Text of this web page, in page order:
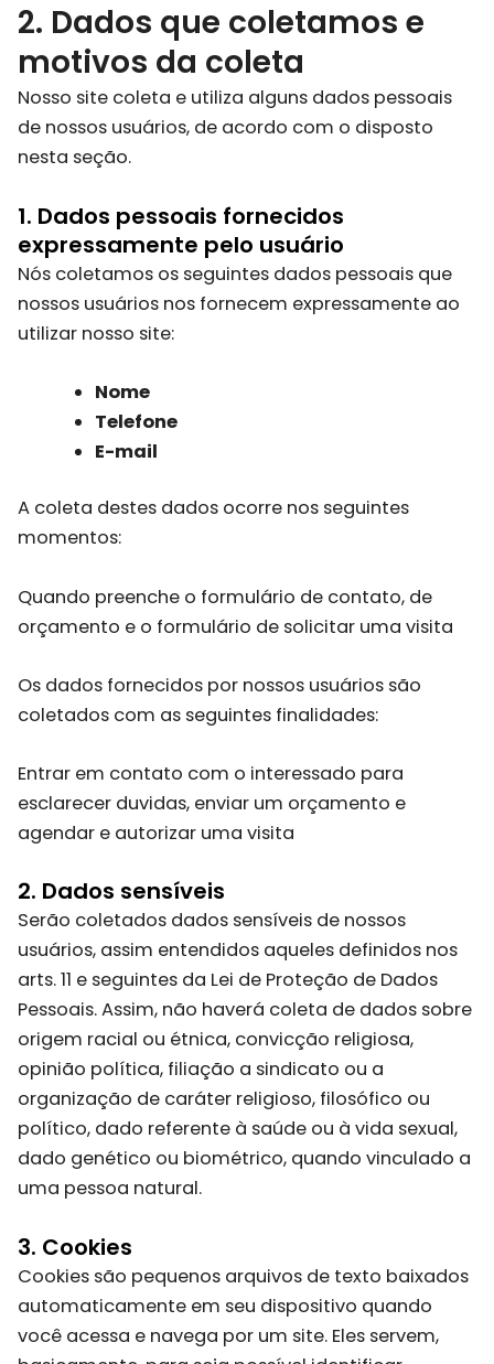
2. Dados que coletamos e
motivos da coleta
Nosso site coleta e utiliza alguns dados pessoais
de nossos usuários, de acordo com o disposto
nesta seção.
1. Dados pessoais fornecidos
expressamente pelo usuário
Nós coletamos os seguintes dados pessoais que
nossos usuários nos fornecem expressamente ao
utilizar nosso site:
Nome
Telefone
E-mail
A coleta destes dados ocorre nos seguintes
momentos:
Quando preenche o formulário de contato, de
orçamento e o formulário de solicitar uma visita
Os dados fornecidos por nossos usuários são
coletados com as seguintes finalidades:
Entrar em contato com o interessado para
esclarecer duvidas, enviar um orçamento e
agendar e autorizar uma visita
2. Dados sensíveis
Serão coletados dados sensíveis de nossos
usuários, assim entendidos aqueles definidos nos
arts. 11 e seguintes da Lei de Proteção de Dados
Pessoais. Assim, não haverá coleta de dados sobre
origem racial ou étnica, convicção religiosa,
opinião política, filiação a sindicato ou a
organização de caráter religioso, filosófico ou
político, dado referente à saúde ou à vida sexual,
dado genético ou biométrico, quando vinculado a
uma pessoa natural.
3. Cookies
Cookies são pequenos arquivos de texto baixados
automaticamente em seu dispositivo quando
você acessa e navega por um site. Eles servem,